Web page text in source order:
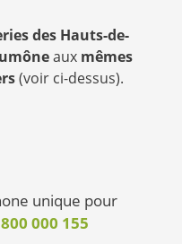
des Hauts-de-
aux mêmes
(voir ci-dessus).
unique pour
000 155